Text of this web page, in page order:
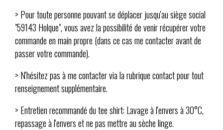
> Pour toute personne pouvant se déplacer jusqu'au siège social
"59143 Holque", vous avez la possibilité de venir récupérer votre
commande en main propre (dans ce cas me contacter avant de
passer votre commande).
> N'hésitez pas à me contacter via la rubrique contact pour tout
renseignement supplémentaire.
> Entretien recommandé du tee shirt: Lavage à l'envers à 30°C,
repassage à l'envers et ne pas mettre au sèche linge.